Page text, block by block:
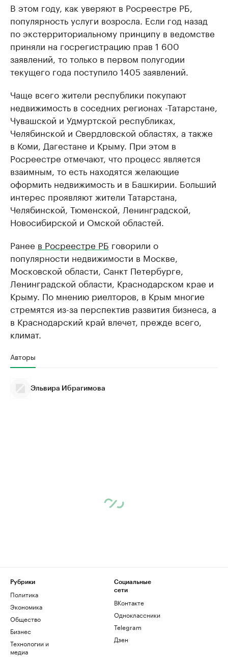
В этом году, как уверяют в Росреестре РБ,
популярность услуги возросла. Если год назад
по экстерриториальному принципу в ведомстве
приняли на госрегистрацию прав 1 600
заявлений, то только в первом полугодии
текущего года поступило 1405 заявлений.
Чаще всего жители республики покупают
недвижимость в соседних регионах -Татарстане,
Чувашской и Удмуртской республиках,
Челябинской и Свердловской областях, а также
в Коми, Дагестане и Крыму. При этом в
Росреестре отмечают, что процесс является
взаимным, то есть находятся желающие
оформить недвижимость и в Башкирии. Больший
интерес проявляют жители Татарстана,
Челябинской, Тюменской, Ленинградской,
Новосибирской и Омской областей.
Ранее в Росреестре РБ говорили о
популярности недвижимости в Москве,
Московской области, Санкт Петербурге,
Ленинградской области, Краснодарском крае и
Крыму. По мнению риелторов, в Крым многие
стремятся из-за перспектив развития бизнеса, а
в Краснодарский край влечет, прежде всего,
климат.
Авторы
Эльвира Ибрагимова
Рубрики
Политика
Экономика
Общество
Бизнес
Технологии и
медиа
Социальные
сети
ВКонтакте
Одноклассники
Telegram
Дзен